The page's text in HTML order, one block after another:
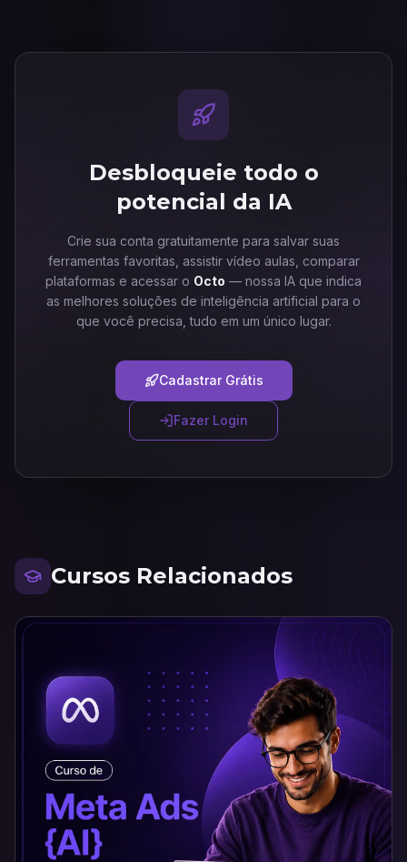
Desbloqueie todo o
potencial da IA
Crie sua conta gratuitamente para salvar suas
ferramentas favoritas, assistir vídeo aulas, comparar
plataformas e acessar o Octo — nossa IA que indica
as melhores soluções de inteligência artificial para o
que você precisa, tudo em um único lugar.
Cadastrar Grátis
Fazer Login
Cursos Relacionados